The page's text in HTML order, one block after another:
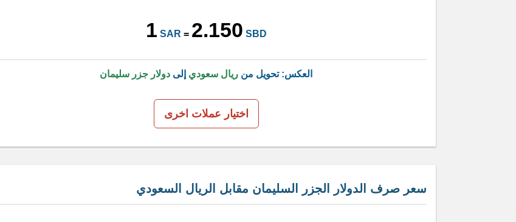
1 SAR = 2.150 SBD
العكس: تحويل من ريال سعودي إلى دولار جزر سليمان
اختيار عملات اخرى
سعر صرف الدولار الجزر السليمان مقابل الريال السعودي